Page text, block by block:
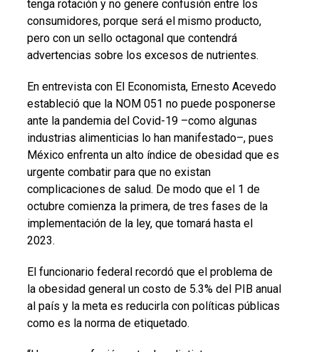
tenga rotación y no genere confusión entre los
consumidores, porque será el mismo producto,
pero con un sello octagonal que contendrá
advertencias sobre los excesos de nutrientes.
En entrevista con El Economista, Ernesto Acevedo
estableció que la NOM 051 no puede posponerse
ante la pandemia del Covid-19 –como algunas
industrias alimenticias lo han manifestado–, pues
México enfrenta un alto índice de obesidad que es
urgente combatir para que no existan
complicaciones de salud. De modo que el 1 de
octubre comienza la primera, de tres fases de la
implementación de la ley, que tomará hasta el
2023.
El funcionario federal recordó que el problema de
la obesidad general un costo de 5.3% del PIB anual
al país y la meta es reducirla con políticas públicas
como es la norma de etiquetado.